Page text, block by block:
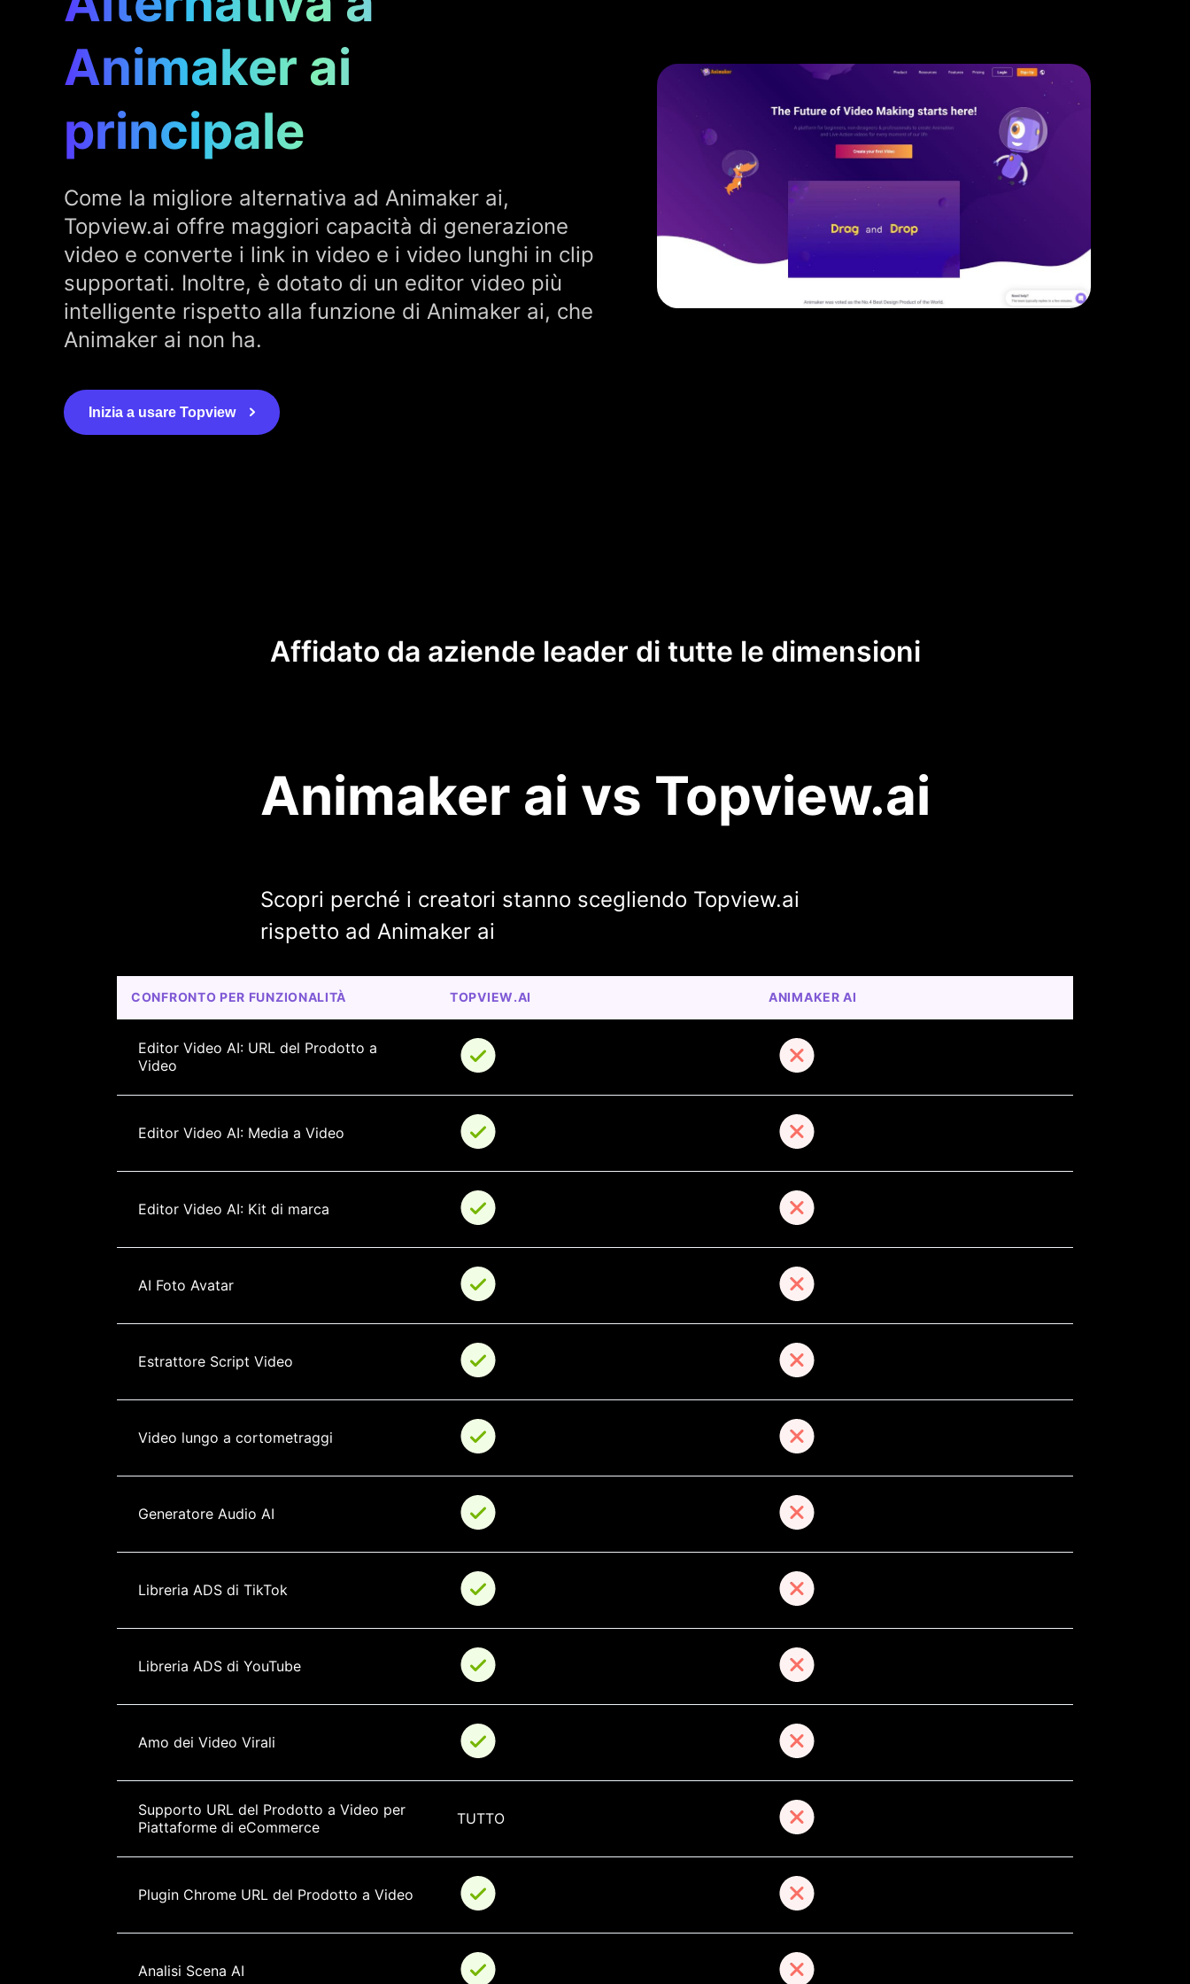
Animaker ai
principale
Come la migliore alternativa ad Animaker ai,
Topview.ai offre maggiori capacità di generazione
video e converte i link in video e i video lunghi in clip
supportati. Inoltre, è dotato di un editor video più
intelligente rispetto alla funzione di Animaker ai, che
Animaker ai non ha.
Inizia a usare Topview
Affidato da aziende leader di tutte le dimensioni
Animaker ai vs Topview.ai
Scopri perché i creatori stanno scegliendo Topview.ai
rispetto ad Animaker ai
CONFRONTO PER FUNZIONALITÀ TOPVIEW.AI ANIMAKER AI
Editor Video AI: URL del Prodotto a
Video
Editor Video AI: Media a Video
Editor Video AI: Kit di marca
AI Foto Avatar
Estrattore Script Video
Video lungo a cortometraggi
Generatore Audio AI
Libreria ADS di TikTok
Libreria ADS di YouTube
Amo dei Video Virali
Supporto URL del Prodotto a Video per
Piattaforme di eCommerce
TUTTO
Plugin Chrome URL del Prodotto a Video
Analisi Scena AI